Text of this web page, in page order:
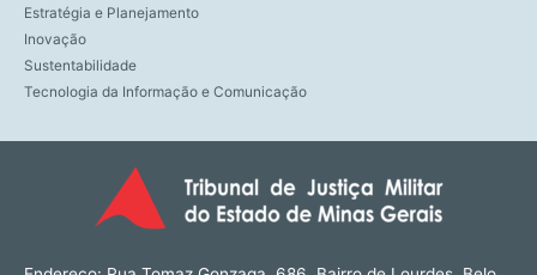
Estratégia e Planejamento
Inovação
Sustentabilidade
Tecnologia da Informação e Comunicação